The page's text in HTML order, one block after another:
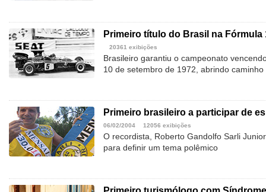
Primeiro título do Brasil na Fórmula
20361 exibições
Brasileiro garantiu o campeonato
10 de setembro de 1972, abrindo
Primeiro brasileiro a participar de
06/02/2004 12056 exibições
O recordista, Roberto Gandolfo Sarli
para definir um tema polêmico